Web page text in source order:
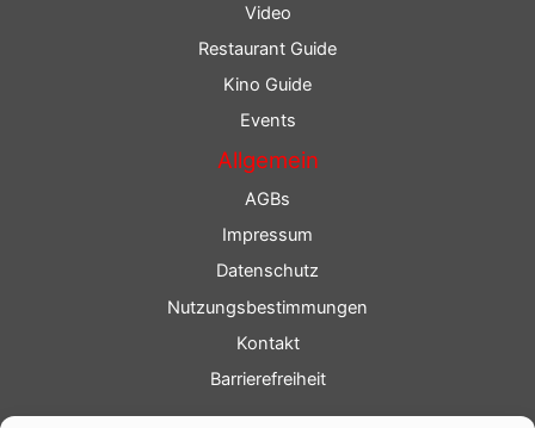
Video
Restaurant Guide
Kino Guide
Events
Allgemein
AGBs
Impressum
Datenschutz
Nutzungsbestimmungen
Kontakt
Barrierefreiheit